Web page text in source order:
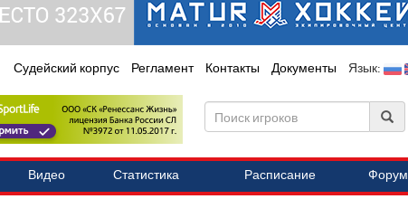
Судейский корпус Регламент Контакты Документы Язык:
Видео Статистика Расписание Форум